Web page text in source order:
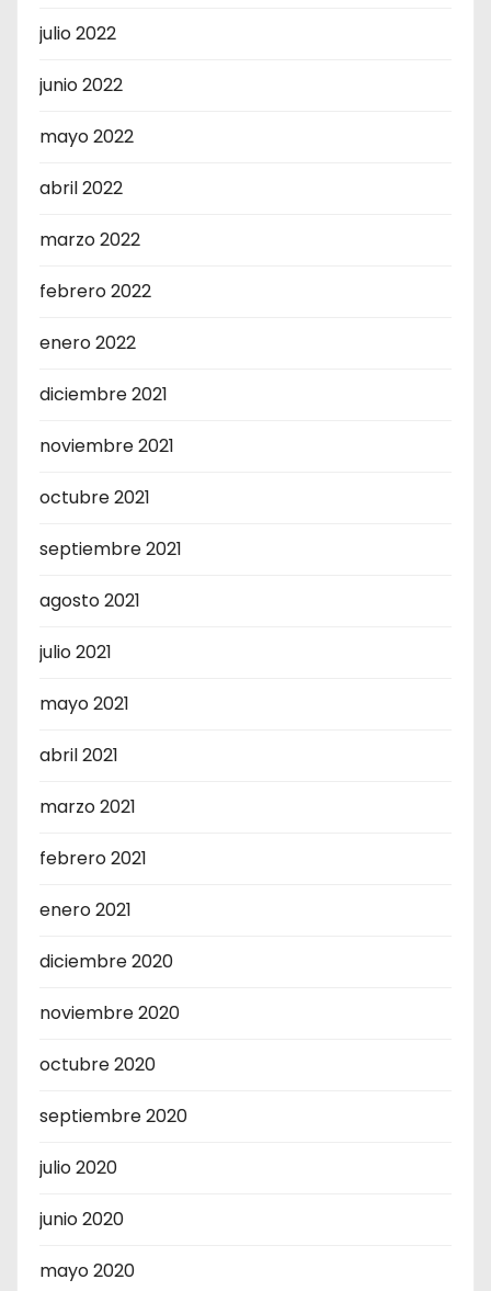
julio 2022
junio 2022
mayo 2022
abril 2022
marzo 2022
febrero 2022
enero 2022
diciembre 2021
noviembre 2021
octubre 2021
septiembre 2021
agosto 2021
julio 2021
mayo 2021
abril 2021
marzo 2021
febrero 2021
enero 2021
diciembre 2020
noviembre 2020
octubre 2020
septiembre 2020
julio 2020
junio 2020
mayo 2020